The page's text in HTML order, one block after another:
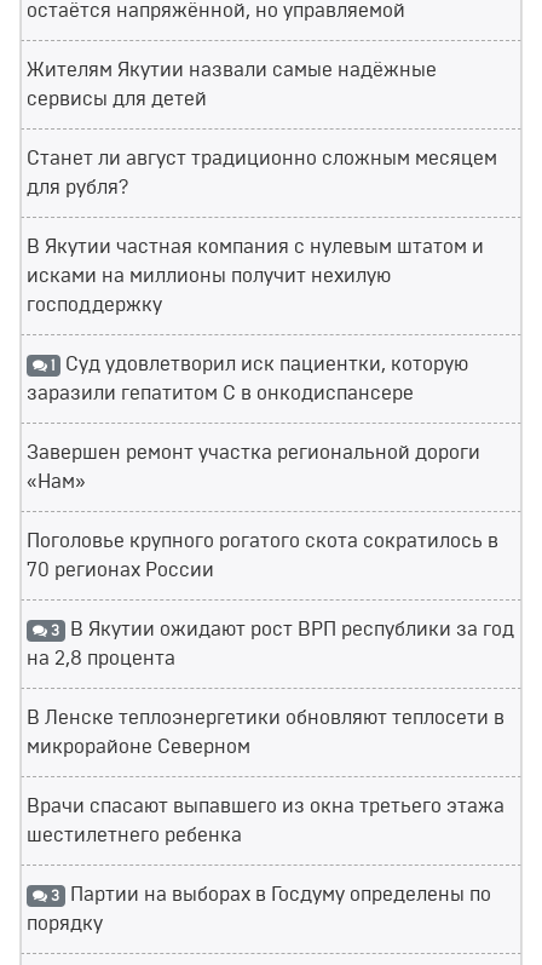
остаётся напряжённой, но управляемой
Жителям Якутии назвали самые надёжные
сервисы для детей
Станет ли август традиционно сложным месяцем
для рубля?
В Якутии частная компания с нулевым штатом и
исками на миллионы получит нехилую
господдержку
1
Суд удовлетворил иск пациентки, которую
заразили гепатитом С в онкодиспансере
Завершен ремонт участка региональной дороги
«Нам»
Поголовье крупного рогатого скота сократилось в
70 регионах России
3 В Якутии ожидают рост ВРП республики за год
на 2,8 процента
В Ленске теплоэнергетики обновляют теплосети в
микрорайоне Северном
Врачи спасают выпавшего из окна третьего этажа
шестилетнего ребенка
3 Партии на выборах в Госдуму определены по
порядку